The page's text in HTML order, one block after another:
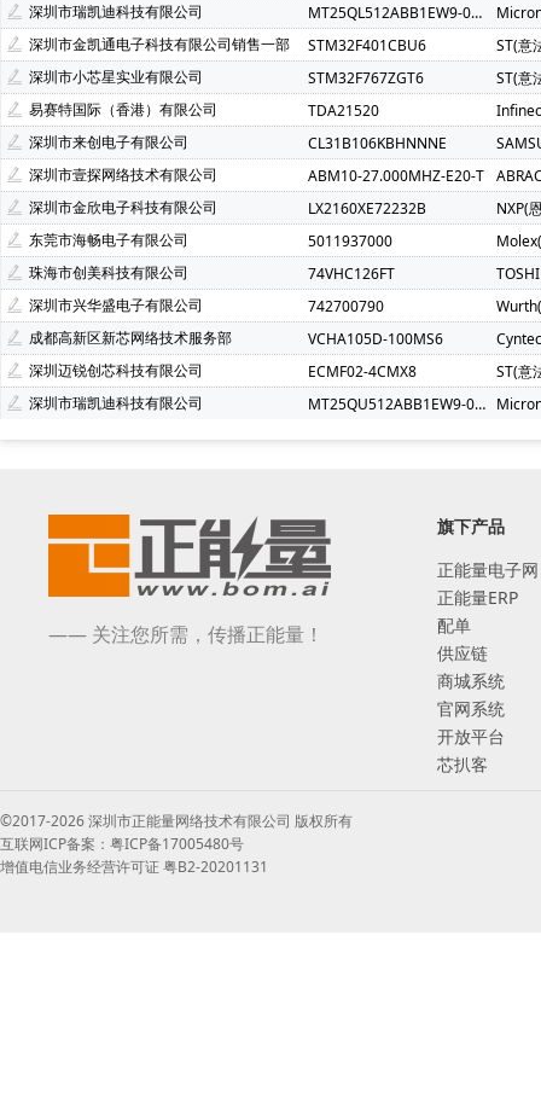
深圳市瑞凯迪科技有限公司
MT25QL512ABB1EW9-0SIT
深圳市金凯通电子科技有限公司销售一部
STM32F401CBU6
ST(意
深圳市小芯星实业有限公司
STM32F767ZGT6
ST(意
易赛特国际（香港）有限公司
TDA21520
深圳市来创电子有限公司
CL31B106KBHNNNE
深圳市壹探网络技术有限公司
ABM10-27.000MHZ-E20-T
深圳市金欣电子科技有限公司
LX2160XE72232B
NXP(
东莞市海畅电子有限公司
5011937000
珠海市创美科技有限公司
74VHC126FT
深圳市兴华盛电子有限公司
742700790
成都高新区新芯网络技术服务部
VCHA105D-100MS6
深圳迈锐创芯科技有限公司
ECMF02-4CMX8
ST(意
深圳市瑞凯迪科技有限公司
MT25QU512ABB1EW9-0SIT
—— 关注您所需，传播正能量！
旗下产品
正能量电子网
正能量ERP
配单
供应链
商城系统
官网系统
开放平台
芯扒客
©2017-2026 深圳市正能量网络技术有限公司 版权所有
互联网ICP备案：粤ICP备17005480号
增值电信业务经营许可证 粤B2-20201131